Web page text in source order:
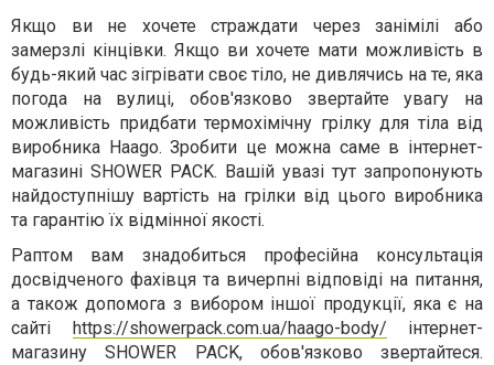
Якщо ви не хочете страждати через занімілі або
замерзлі кінцівки. Якщо ви хочете мати можливість в
будь-який час зігрівати своє тіло, не дивлячись на те, яка
погода на вулиці, обов'язково звертайте увагу на
можливість придбати термохімічну грілку для тіла від
виробника Haago. Зробити це можна саме в інтернет-
магазині SHOWER PACK. Вашій увазі тут запропонують
найдоступнішу вартість на грілки від цього виробника
та гарантію їх відмінної якості.
Раптом вам знадобиться професійна консультація
досвідченого фахівця та вичерпні відповіді на питання,
а також допомога з вибором іншої продукції, яка є на
сайті
https://showerpack.com.ua/haago-body/ інтернет-
магазину SHOWER PACK, обов'язково звертайтеся.